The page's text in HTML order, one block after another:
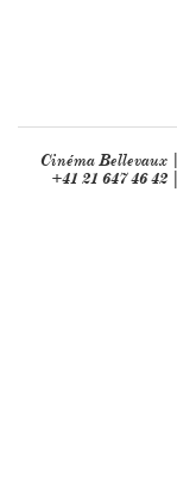
Cinéma Bellevaux
+41 21 647 46 42 |